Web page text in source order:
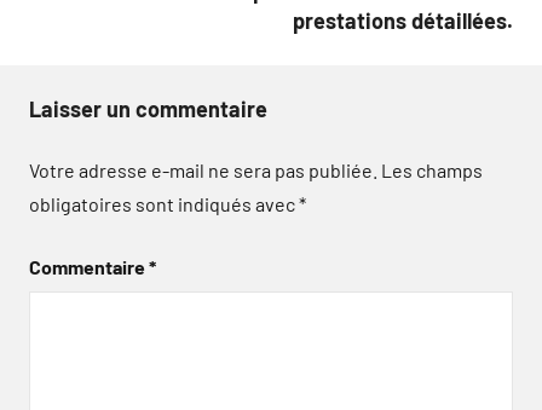
prestations détaillées.
Laisser un commentaire
Votre adresse e-mail ne sera pas publiée. Les champs
obligatoires sont indiqués avec*
Commentaire*